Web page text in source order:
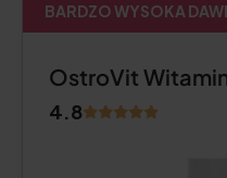
BARDZO WYSOKA
OstroVit
4.8